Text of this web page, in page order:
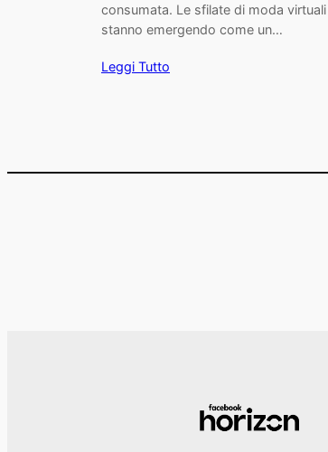
consumata. Le sfilate di moda virtuali
stanno emergendo come un…
Leggi Tutto